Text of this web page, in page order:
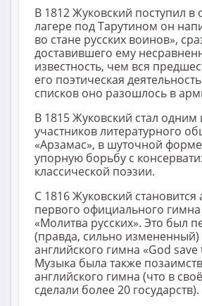
В 1812 Жуковский поступил в
лагере под Тарутином он
во стане русских воинов»,
доставившего ему
известность, чем вся
его поэтическая
списков оно разошлось в
В 1815 Жуковский стал одним
участников литературного
«Арзамас», в шуточной
упорную борьбу с
классической поэзии.
С 1816 Жуковский становится
первого официального
«Молитва русских». Это был
(правда, сильно измененный)
английского гимна «God save
Музыка была также
английского гимна (что в
сделали более 20 государств).